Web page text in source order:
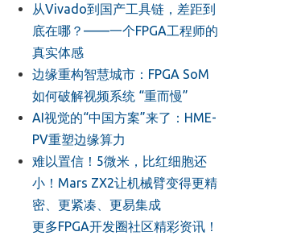
从Vivado到国产工具链，差距到
底在哪？——一个FPGA工程师的
真实体感
边缘重构智慧城市：FPGA SoM
如何破解视频系统 “重而慢”
AI视觉的“中国方案”来了：HME-
PV重塑边缘算力
难以置信！5微米，比红细胞还
小！Mars ZX2让机械臂变得更精
密、更紧凑、更易集成
更多FPGA开发圈社区精彩资讯！